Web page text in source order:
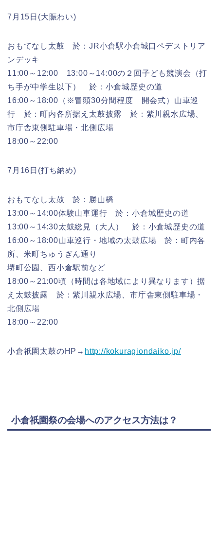
7月15日(大賑わい)
おもてなし太鼓 於：JR小倉駅小倉城口ペデストリア
ンデッキ
11:00～12:00 13:00～14:00の２回子ども競演会（打
ち手が中学生以下） 於：小倉城歴史の道
16:00～18:00（※冒頭30分間程度 開会式）山車巡
行 於：町内各所据え太鼓披露 於：紫川親水広場、
市庁舎東側駐車場・北側広場
18:00～22:00
7月16日(打ち納め)
おもてなし太鼓 於：勝山橋
13:00～14:00体験山車運行 於：小倉城歴史の道
13:00～14:30太鼓総見（大人） 於：小倉城歴史の道
16:00～18:00山車巡行・地域の太鼓広場 於：町内各
所、米町ちゅうぎん通り
堺町公園、西小倉駅前など
18:00～21:00頃（時間は各地域により異なります）据
え太鼓披露 於：紫川親水広場、市庁舎東側駐車場・
北側広場
18:00～22:00
小倉祇園太鼓のHP→ http://kokuragiondaiko.jp/
小倉祇園祭の会場へのアクセス方法は？